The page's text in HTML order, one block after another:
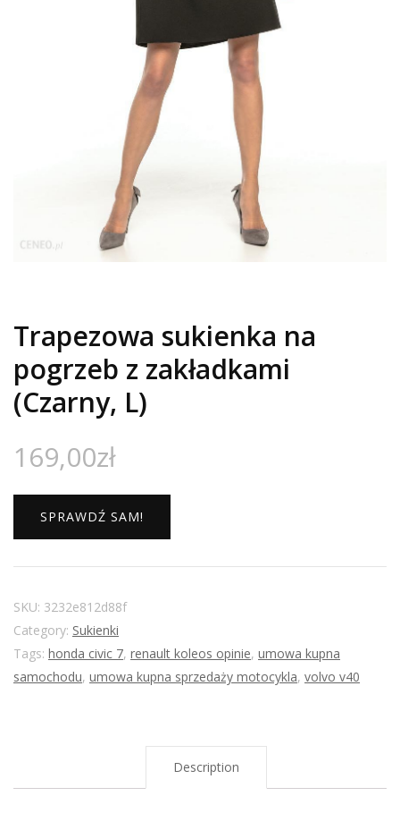
Trapezowa sukienka na
pogrzeb z zakładkami
(Czarny, L)
169,00zł
SPRAWDŹ SAM!
SKU: 3232e812d88f
Category: Sukienki
Tags: honda civic 7, renault koleos opinie, umowa kupna
samochodu, umowa kupna sprzedaży motocykla, volvo v40
Description